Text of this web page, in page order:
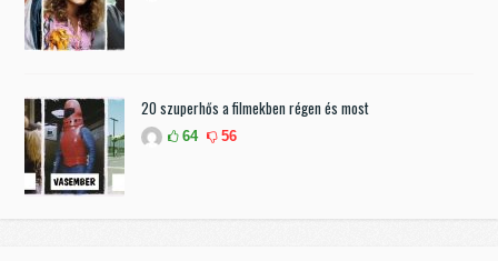
20 szuperhős a filmekben régen és most
64 56